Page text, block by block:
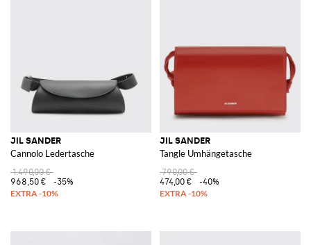
JIL SANDER
Cannolo Ledertasche
1.490,00 €
968,50 €
-35%
JIL SANDER
Tangle Umhängetasche
790,00 €
474,00 €
-40%